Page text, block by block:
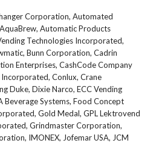
Corporation, Automated
Automatic Products
Technologies Incorporated,
Bunn Corporation, Cadrin
Enterprises, CashCode Company
Conlux, Crane
Duke, Dixie Narco, ECC Vending
Systems, Food Concept
Gold Medal, GPL Lektrovend
Grindmaster Corporation,
IMONEX, Jofemar USA, JCM